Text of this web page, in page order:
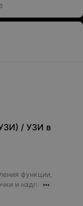
/ УЗИ в
функции,
и надпо